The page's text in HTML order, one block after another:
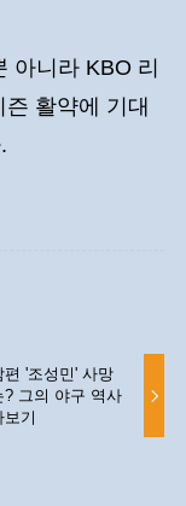
아니라 KBO 리
활약에 기대
편 '조성민' 사망
? 그의 야구 역사
기